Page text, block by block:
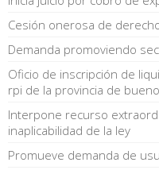
Cesión onerosa de
Demanda promoviendo
Oficio de inscripción de
rpi de la provincia de
Interpone recurso
inaplicabilidad de la ley
Promueve demanda de